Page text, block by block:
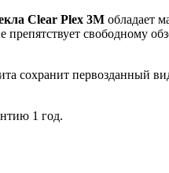
Clear Plex 3M обладает
свободному
сохранит первозданный
1 год.